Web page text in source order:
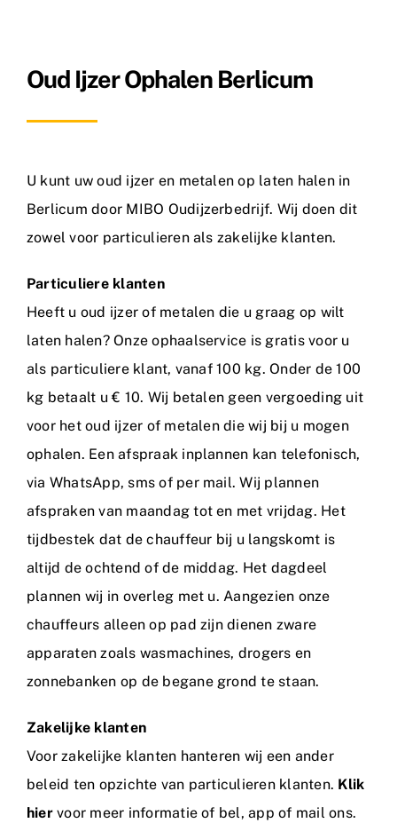
FAQ
Nieuws
Contact
Oud Ijzer Ophalen Berlicum
U kunt uw oud ijzer en metalen op laten halen in
Berlicum door MIBO Oudijzerbedrijf. Wij doen dit
zowel voor particulieren als zakelijke klanten.
Particuliere klanten
Heeft u oud ijzer of metalen die u graag op wilt
laten halen? Onze ophaalservice is gratis voor u
als particuliere klant, vanaf 100 kg. Onder de 100
kg betaalt u € 10. Wij betalen geen vergoeding uit
voor het oud ijzer of metalen die wij bij u mogen
ophalen. Een afspraak inplannen kan telefonisch,
via WhatsApp, sms of per mail. Wij plannen
afspraken van maandag tot en met vrijdag. Het
tijdbestek dat de chauffeur bij u langskomt is
altijd de ochtend of de middag. Het dagdeel
plannen wij in overleg met u. Aangezien onze
chauffeurs alleen op pad zijn dienen zware
apparaten zoals wasmachines, drogers en
zonnebanken op de begane grond te staan.
Zakelijke klanten
Voor zakelijke klanten hanteren wij een ander
beleid ten opzichte van particulieren klanten. Klik
hiervoor meer informatie of bel, app of mail ons.